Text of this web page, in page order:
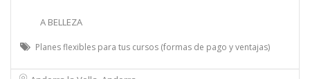
A BELLEZA
Planes flexibles para tus cursos (formas de pago y ventajas)